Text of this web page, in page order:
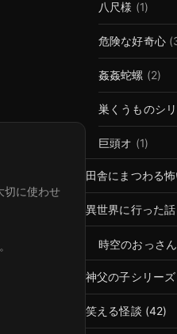
切に使わせ
八尺様 (1)
危険な好奇心
姦姦蛇螺 (2)
巣くうものシ
巨頭オ (1)
田舎にまつわる
異世界に行った話
時空のおっさ
神父の子シリーズ
笑える怪談 (42)